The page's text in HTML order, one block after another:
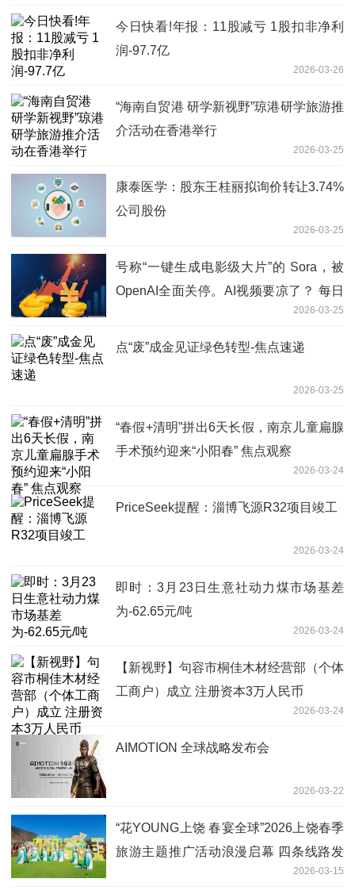
今日快看!年报：11股减亏 1股扣非净利
润-97.7亿
2026-03-26
“海南自贸港 研学新视野”琼港研学旅游推
介活动在香港举行
2026-03-25
康泰医学：股东王桂丽拟询价转让3.74%
公司股份
2026-03-25
号称“一键生成电影级大片”的 Sora，被
OpenAI全面关停。AI视频要凉了？ 每日
2026-03-25
点“废”成金见证绿色转型-焦点速递
2026-03-25
“春假+清明”拼出6天长假，南京儿童扁腺
手术预约迎来“小阳春” 焦点观察
2026-03-24
PriceSeek提醒：淄博飞源R32项目竣工
2026-03-24
即时：3月23日生意社动力煤市场基差
为-62.65元/吨
2026-03-24
【新视野】句容市桐佳木材经营部（个体
工商户）成立 注册资本3万人民币
2026-03-24
AIMOTION 全球战略发布会
2026-03-22
“花YOUNG上饶 春宴全球”2026上饶春季
旅游主题推广活动浪漫启幕 四条线路发
2026-03-15